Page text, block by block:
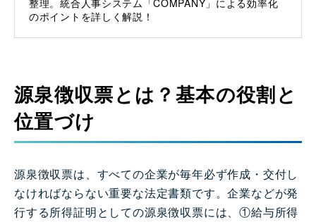
整理。統合人事システム「COMPANY」による効率化
のポイントを詳しく解説！
源泉徴収票とは？基本の役割と
位置づけ
源泉徴収票は、すべての企業が毎年必ず作成・交付し
なければならない重要な法定書類です。企業などが発
行する所得証明としての源泉徴収票には、①給与所得